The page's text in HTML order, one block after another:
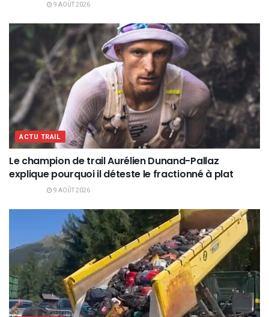
9 AOÛT 2026
ACTU TRAIL
Le champion de trail Aurélien Dunand-Pallaz
explique pourquoi il déteste le fractionné à plat
9 AOÛT 2026